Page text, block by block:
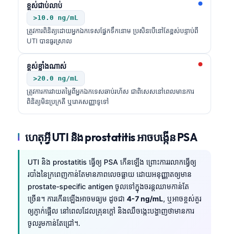
ខ្ពស់ជាប់លាប់
>10.0 ng/mL
ត្រូវការពិនិត្យដោយអ្នកឯកទេសផ្នែកទឹកនោម ប្រសិនបើនៅតែខ្ពស់បន្ទាប់ពី
UTI បានធូរស្រាល
ខ្ពស់ខ្លាំងណាស់
>20.0 ng/mL
ត្រូវការការវាយតម្លៃពីអ្នកឯកទេសឆាប់រហ័ស ជាពិសេសនៅពេលមានការ
ពិនិត្យមិនប្រក្រតី ឬរោគសញ្ញាទូទៅ
ហេតុអ្វី UTI និង prostatitis អាចបង្កើន PSA
UTI និង prostatitis ធ្វើឲ្យ PSA កើនឡើង ព្រោះការរលាកធ្វើឲ្យ
របាំងនៃក្រពេញកាន់តែមានភាពលេចធ្លាយ ដោយអនុញ្ញាតឲ្យមាន
prostate-specific antigen ចូលទៅក្នុងចរន្តឈាមកាន់តែ
ច្រើន។ ការកើនឡើងអាចមធ្យម ដូចជា 4-7 ng/mL, ឬអាចខ្ពស់គួរ
ឲ្យភ្ញាក់ផ្អើល នៅពេលដែលគ្រុនក្តៅ និងឈឺចង្កេះបង្ហាញថាមានការ
ចូលរួមកាន់តែជ្រៅ។.